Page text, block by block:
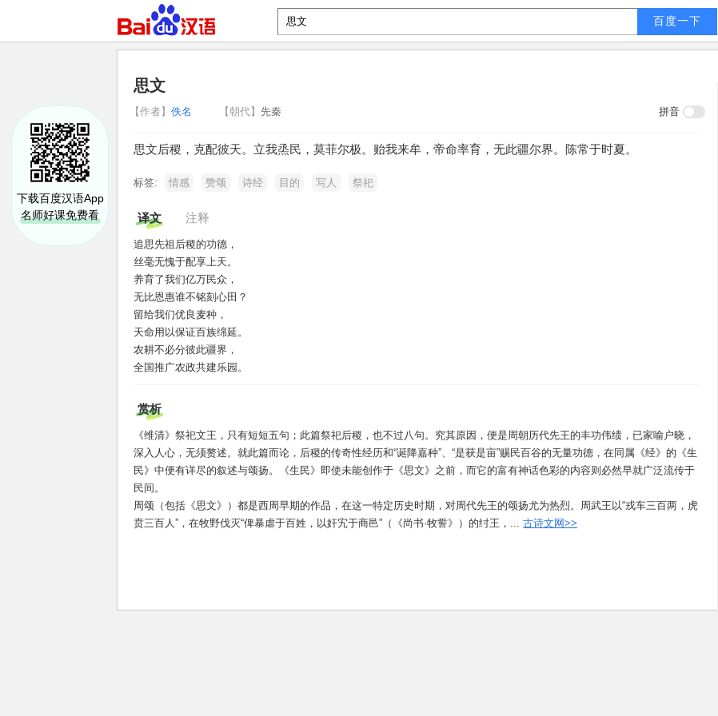
下载百度汉语App
名师好课免费看
思文
【作者】 佚名 【朝代】 先秦 拼音
思文后稷，克配彼天。立我烝民，莫菲尔极。贻我来牟，帝命率育，无此疆尔界。陈常于时夏。
标签: 情感 赞颂 诗经 目的 写人 祭祀
译文 注释
追思先祖后稷的功德，
丝毫无愧于配享上天。
养育了我们亿万民众，
无比恩惠谁不铭刻心田？
留给我们优良麦种，
天命用以保证百族绵延。
农耕不必分彼此疆界，
全国推广农政共建乐园。
赏析
《维清》祭祀文王，只有短短五句；此篇祭祀后稷，也不过八句。究其原因，便是周朝历代先王的丰功伟绩，已家喻户晓，
深入人心，无须赘述。就此篇而论，后稷的传奇性经历和“诞降嘉种”、“是获是亩”赐民百谷的无量功德，在同属《经》的《生
民》中便有详尽的叙述与颂扬。《生民》即使未能创作于《思文》之前，而它的富有神话色彩的内容则必然早就广泛流传于
民间。
周颂（包括《思文》）都是西周早期的作品，在这一特定历史时期，对周代先王的颂扬尤为热烈。周武王以“戎车三百两，虎
贲三百人”，在牧野伐灭“俾暴虐于百姓，以奸宄于商邑”（《尚书·牧誓》）的纣王，... 古诗文网>>